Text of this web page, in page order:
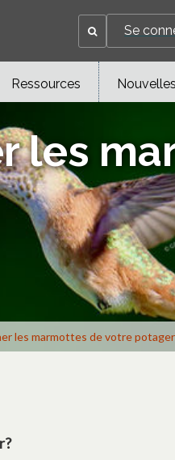
Se
Ressources
les
les marmottes de votre potager